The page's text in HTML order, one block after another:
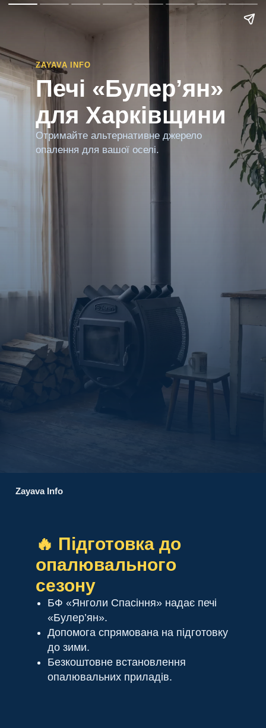
ZAYAVA INFO
Печі «Булер’ян»
для Харківщини
Отримайте альтернативне джерело
опалення для вашої оселі.
Zayava Info
🔥 Підготовка до
опалювального
сезону
БФ «Янголи Спасіння» надає печі
«Булер’ян».
Допомога спрямована на підготовку
до зими.
Безкоштовне встановлення
опалювальних приладів.